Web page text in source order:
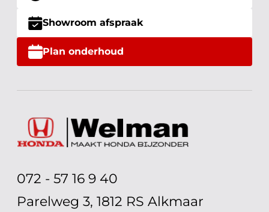
Showroom afspraak
Plan onderhoud
072 - 57 16 9 40
Parelweg 3, 1812 RS Alkmaar